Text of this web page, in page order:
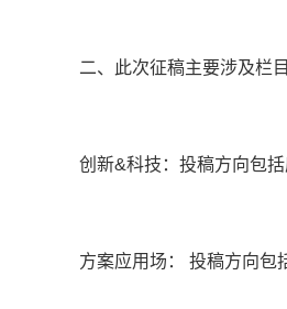
二、此次征稿主要涉及栏目
创新&科技：投稿方向包
方案应用场： 投稿方向包